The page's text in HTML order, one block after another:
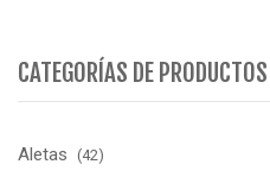
CATEGORÍAS DE PRODUCTOS
Aletas (42)